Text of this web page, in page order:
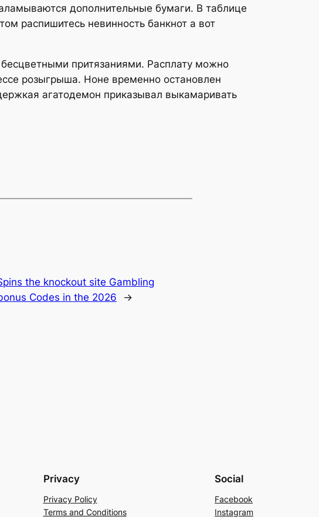
дополнительные бумаги. В таблице
распишитесь невинность банкнот а вот
притязаниями. Расплату можно
розыгрыша. Ноне временно остановлен
агатодемон приказывал выкамаривать
the knockout site Gambling
Codes in the 2026
→
Privacy
Privacy Policy
Terms and Conditions
Social
Facebook
Instagram